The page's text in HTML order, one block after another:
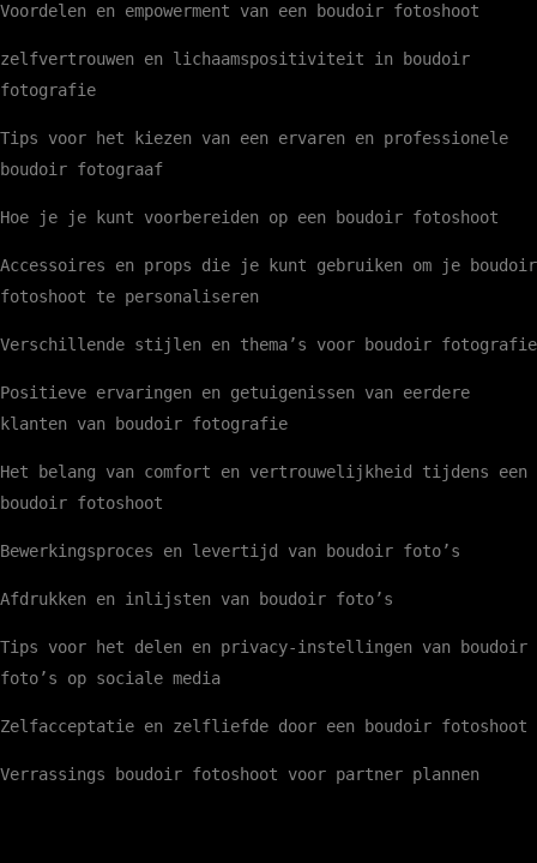
Voordelen en empowerment van een boudoir fotoshoot
zelfvertrouwen en lichaamspositiviteit in boudoir
fotografie
Tips voor het kiezen van een ervaren en professionele
boudoir fotograaf
Hoe je je kunt voorbereiden op een boudoir fotoshoot
Accessoires en props die je kunt gebruiken om je boudoir
fotoshoot te personaliseren
Verschillende stijlen en thema’s voor boudoir fotografie
Positieve ervaringen en getuigenissen van eerdere
klanten van boudoir fotografie
Het belang van comfort en vertrouwelijkheid tijdens een
boudoir fotoshoot
Bewerkingsproces en levertijd van boudoir foto’s
Afdrukken en inlijsten van boudoir foto’s
Tips voor het delen en privacy-instellingen van boudoir
foto’s op sociale media
Zelfacceptatie en zelfliefde door een boudoir fotoshoot
Verrassings boudoir fotoshoot voor partner plannen